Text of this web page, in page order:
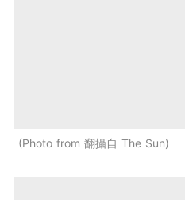
Photo from 翻攝自 The Sun